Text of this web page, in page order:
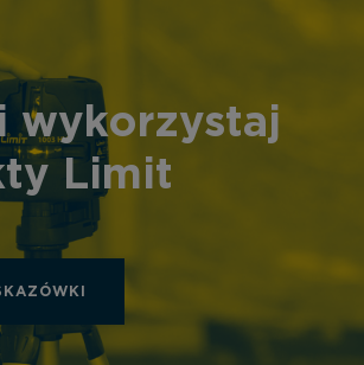
wykorzystaj
Limit